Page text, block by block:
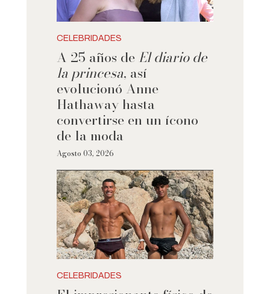
CELEBRIDADES
A 25 años de El diario de
la princesa, así
evolucionó Anne
Hathaway hasta
convertirse en un ícono
de la moda
Agosto 03, 2026
CELEBRIDADES